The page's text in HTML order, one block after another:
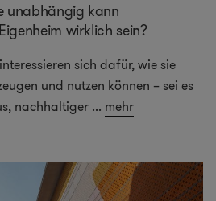
unabhängig kann
wirklich sein?
sich dafür, wie sie
und nutzen können – sei es
nachhaltiger ... mehr